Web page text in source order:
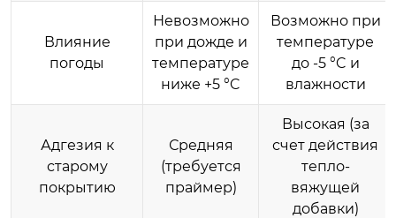
Влияние
погоды
Невозможно
при дожде и
температуре
ниже +5 °C
Возможно при
температуре
до -5 °C и
влажности
Адгезия к
старому
покрытию
Средняя
(требуется
праймер)
Высокая (за
счет действия
тепло-
вяжущей
добавки)